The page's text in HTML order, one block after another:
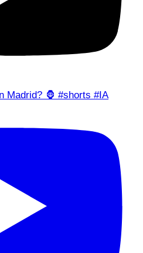
Madrid? 🦍 #shorts #IA